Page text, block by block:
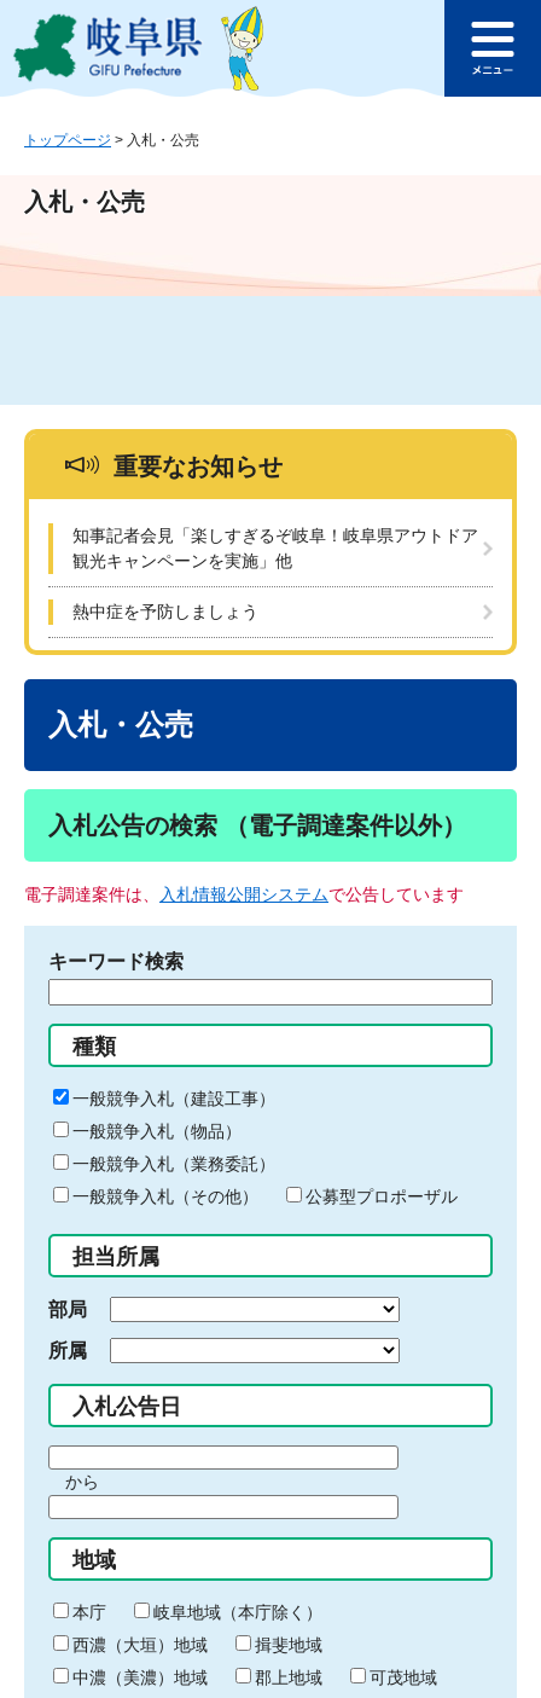
ジ
ュ
文
このページの本文へ
ュ
トップページ > 入札・公売
入札・公売
重要なお知らせ
知事記者会見「楽しすぎるぞ岐阜！岐阜県アウトドア
観光キャンペーンを実施」他
熱中症を予防しましょう
入札・公売
入札公告の検索 （電子調達案件以外）
電子調達案件は、 入札情報公開システムで公告しています
キーワード検索
る
キ
ー
ワ
ー
ド
入
力
種類
一般競争入札（建設工事）
一般競争入札（物品）
一般競争入札（業務委託）
一般競争入札（その他）
公募型プロポーザル
担当所属
部局
所属
入札公告日
間
始
り
から
間
終
わ
り
地域
本庁
岐阜地域（本庁除く）
西濃（大垣）地域
揖斐地域
中濃（美濃）地域
郡上地域
可茂地域